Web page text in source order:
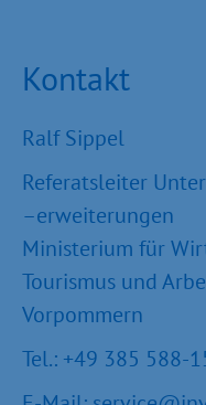
Kontakt
Ralf Sippel
Referatsleiter
–erweiterungen
Ministerium für
Tourismus und
Vorpommern
Tel.: +49 385 588-